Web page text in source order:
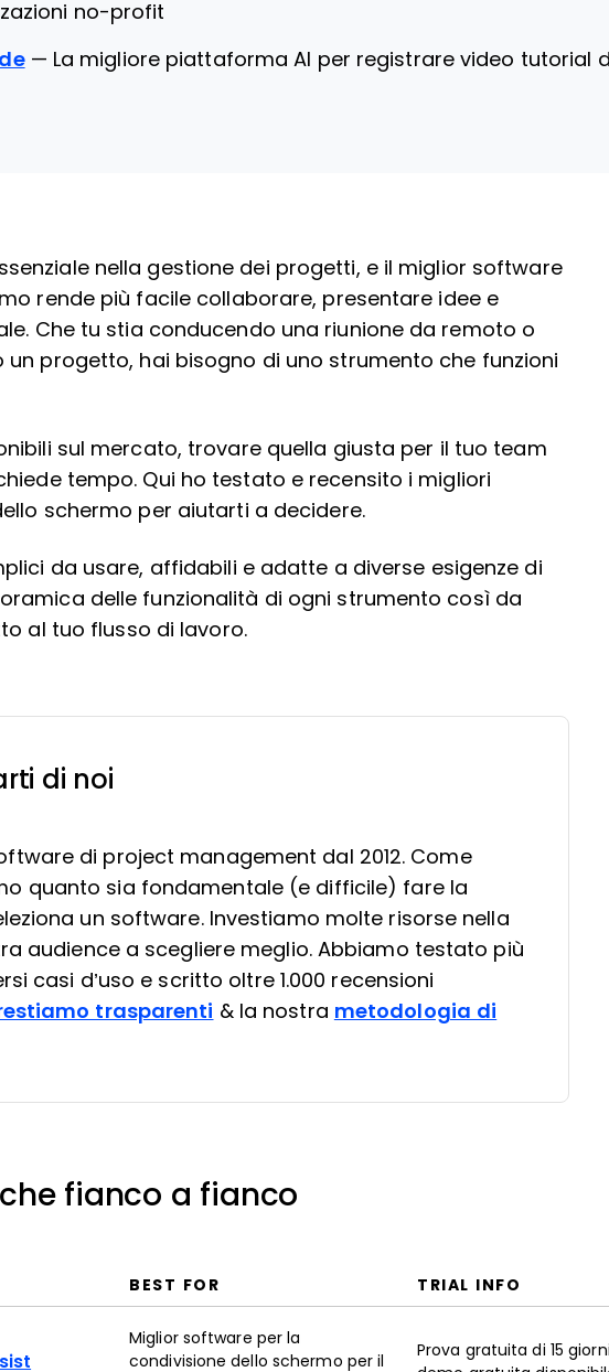
no-profit
— La migliore piattaforma AI per registrare video tutorial
nella gestione dei progetti, e il miglior software
rende più facile collaborare, presentare idee e
Che tu stia conducendo una riunione da remoto o
progetto, hai bisogno di uno strumento che funzioni
sul mercato, trovare quella giusta per il tuo team
tempo. Qui ho testato e recensito i migliori
schermo per aiutarti a decidere.
da usare, affidabili e adatte a diverse esigenze di
delle funzionalità di ogni strumento così da
al tuo flusso di lavoro.
di noi
di project management dal 2012. Come
quanto sia fondamentale (e difficile) fare la
un software. Investiamo molte risorse nella
audience a scegliere meglio. Abbiamo testato più
casi d’uso e scritto oltre 1.000 recensioni
trasparenti & la nostra metodologia di
fianco a fianco
BEST FOR TRIAL INFO
Miglior software per la
condivisione dello schermo per il
Prova gratuita di 15